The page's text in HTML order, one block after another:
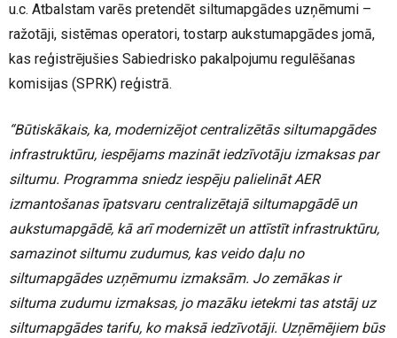
u.c. Atbalstam varēs pretendēt siltumapgādes uzņēmumi –
ražotāji, sistēmas operatori, tostarp aukstumapgādes jomā,
kas reģistrējušies Sabiedrisko pakalpojumu regulēšanas
komisijas (SPRK) reģistrā.
“Būtiskākais, ka, modernizējot centralizētās siltumapgādes
infrastruktūru, iespējams mazināt iedzīvotāju izmaksas par
siltumu. Programma sniedz iespēju palielināt AER
izmantošanas īpatsvaru centralizētajā siltumapgādē un
aukstumapgādē, kā arī modernizēt un attīstīt infrastruktūru,
samazinot siltumu zudumus, kas veido daļu no
siltumapgādes uzņēmumu izmaksām. Jo zemākas ir
siltuma zudumu izmaksas, jo mazāku ietekmi tas atstāj uz
siltumapgādes tarifu, ko maksā iedzīvotāji. Uzņēmējiem būs